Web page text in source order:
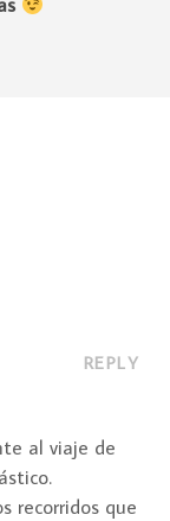
REPLY
al viaje de
recorridos que